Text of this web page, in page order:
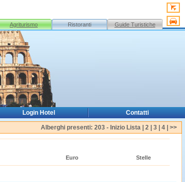
Agriturismo Ristoranti Guide Turistiche
Login Hotel Contatti
Alberghi presenti: 203 - Inizio Lista 2 3 4 >>
Euro Stelle